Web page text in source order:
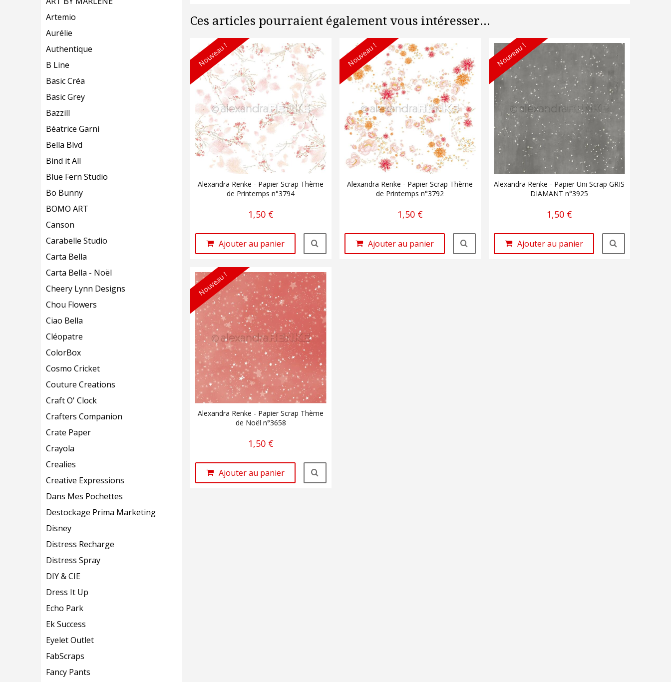
Artemio
Aurélie
Authentique
B Line
Basic Créa
Basic Grey
Bazzill
Béatrice Garni
Bella Blvd
Bind it All
Blue Fern Studio
Bo Bunny
BOMO ART
Canson
Carabelle Studio
Carta Bella
Carta Bella - Noël
Cheery Lynn Designs
Chou Flowers
Ciao Bella
Cléopatre
ColorBox
Cosmo Cricket
Couture Creations
Craft O' Clock
Crafters Companion
Crate Paper
Crayola
Crealies
Creative Expressions
Dans Mes Pochettes
Destockage Prima Marketing
Disney
Distress Recharge
Distress Spray
DIY & CIE
Dress It Up
Echo Park
Ek Success
Eyelet Outlet
FabScraps
Fancy Pants
Ces articles pourraient également vous intéresser...
Nouveau !
Alexandra Renke - Papier Scrap Thème
de Printemps n°3794
1,50 €
Ajouter au panier
Nouveau !
Alexandra Renke - Papier Scrap Thème
de Printemps n°3792
1,50 €
Ajouter au panier
Nouveau !
Alexandra Renke - Papier Uni Scrap GRIS
DIAMANT n°3925
1,50 €
Ajouter au panier
Nouveau !
Alexandra Renke - Papier Scrap Thème
de Noël n°3658
1,50 €
Ajouter au panier